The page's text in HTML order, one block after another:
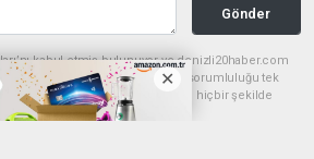
Gönder
kabul etmiş bulunuyor ve denizli20haber.com
ilgili doğrudan veya dolaylı tüm sorumluluğu tek
tüm yorumlardan site yönetimi hiçbir şekilde